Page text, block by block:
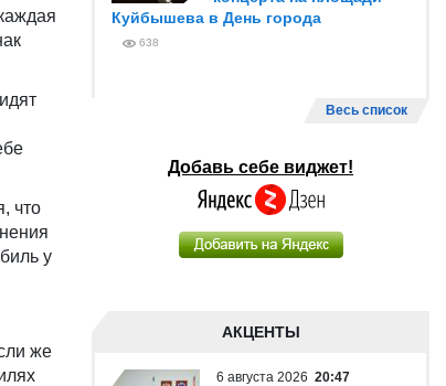
что
у
же
Куйбышева в День города
638
Весь список
Добавь себе виджет!
АКЦЕНТЫ
6 августа 2026 20:47